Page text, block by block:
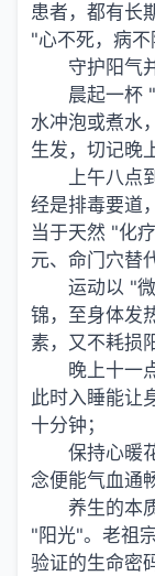
患者，都有长
"心不死，病不
守护阳气
晨起一杯
水冲泡或煮水
生发，切记晚
上午八点
经是排毒要道
当于天然 "化
元、命门穴替
运动以 "
锦，至身体发
素，又不耗损
晚上十一
此时入睡能让
十分钟；
保持心暖
念便能气血通
养生的本
"阳光"。老祖
验证的生命密